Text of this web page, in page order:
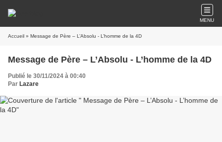
MENU
Accueil » Message de Père – L’Absolu - L’homme de la 4D
Message de Père – L’Absolu - L’homme de la 4D
Publié le 30/11/2024 à 00:40
Par Lazare